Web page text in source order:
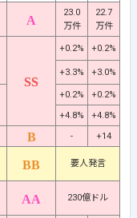
23.0
万件
22.7
万件
+0.2% +0.2%
+3.3% +3.0%
+0.2%
+0.2%
+4.8%
+4.8%
- +14
要人発言
230億ドル